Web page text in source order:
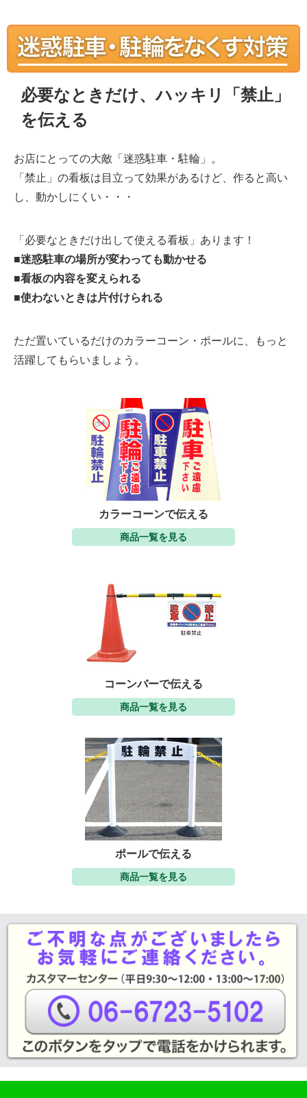
必要なときだけ、ハッキリ「禁止」
を伝える
お店にとっての大敵「迷惑駐車・駐輪」。
「禁止」の看板は目立って効果があるけど、作ると高い
し、動かしにくい・・・
「必要なときだけ出して使える看板」あります！
■迷惑駐車の場所が変わっても動かせる
■看板の内容を変えられる
■使わないときは片付けられる
ただ置いているだけのカラーコーン・ポールに、もっと
活躍してもらいましょう。
カラーコーンで伝える
商品一覧を見る
コーンバーで伝える
商品一覧を見る
ポールで伝える
商品一覧を見る